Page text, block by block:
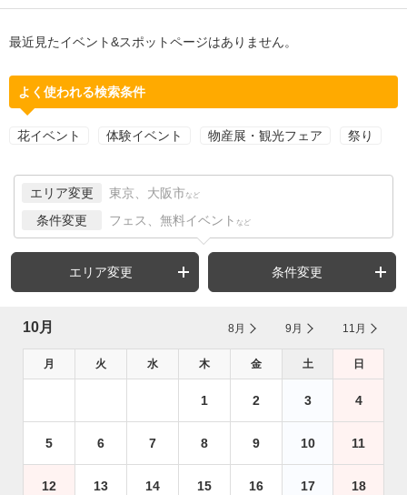
最近見たイベント&スポットページはありません。
よく使われる検索条件
花イベント 体験イベント 物産展・観光フェア 祭り
エリア変更 東京、大阪市 など
条件変更 フェス、無料イベント など
エリア変更 条件変更
10月 8月 9月 11月
月 火 水 木 金 土 日
1 2 3 4
5 6 7 8 9 10 11
12 13 14 15 16 17 18